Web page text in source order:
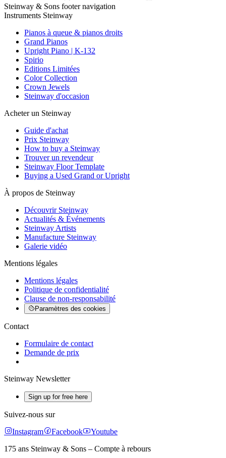
Steinway & Sons footer navigation
Instruments Steinway
Pianos à queue & pianos droits
Grand Pianos
Upright Piano | K-132
Spirio
Editions Limitées
Color Collection
Crown Jewels
Steinway d'occasion
Acheter un Steinway
Guide d'achat
Prix Steinway
How to buy a Steinway
Trouver un revendeur
Steinway Floor Template
Buying a Used Grand or Upright
À propos de Steinway
Découvrir Steinway
Actualités & Événements
Steinway Artists
Manufacture Steinway
Galerie vidéo
Mentions légales
Mentions légales
Politique de confidentialité
Clause de non-responsabilité
Paramètres des cookies
Contact
Formulaire de contact
Demande de prix
Steinway Newsletter
Sign up for free here
Suivez-nous sur
Instagram
Facebook
Youtube
175 ans Steinway & Sons – Compte à rebours